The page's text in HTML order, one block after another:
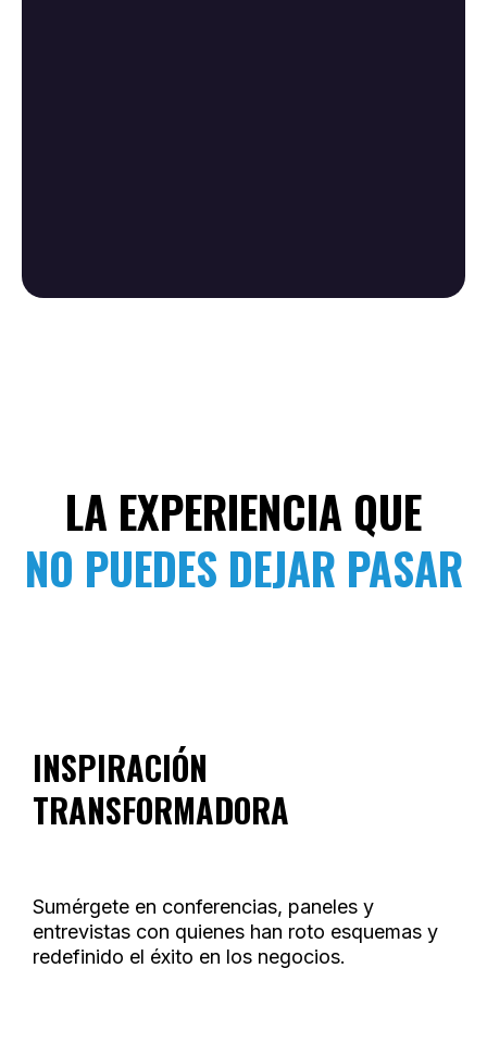
LA EXPERIENCIA QUE
NO PUEDES DEJAR PASAR
INSPIRACIÓN
TRANSFORMADORA
Sumérgete en conferencias, paneles y
entrevistas con quienes han roto esquemas y
redefinido el éxito en los negocios.